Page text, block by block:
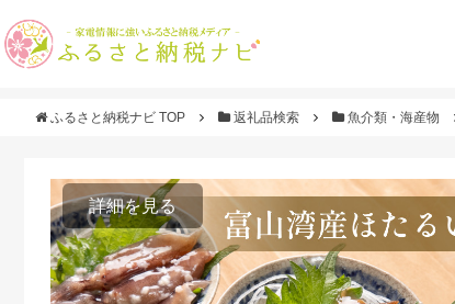
ふるさと納税ナビ TOP 返礼品検索 魚介類・海産物
詳細を見る